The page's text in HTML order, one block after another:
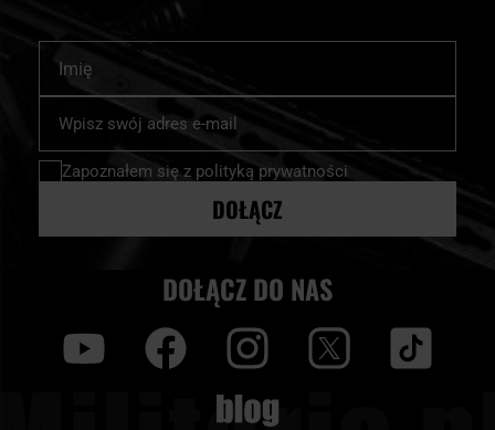
nasz
newsletter:
Zapoznałem się z polityką prywatności
DOŁĄCZ
DOŁĄCZ DO NAS
Blog